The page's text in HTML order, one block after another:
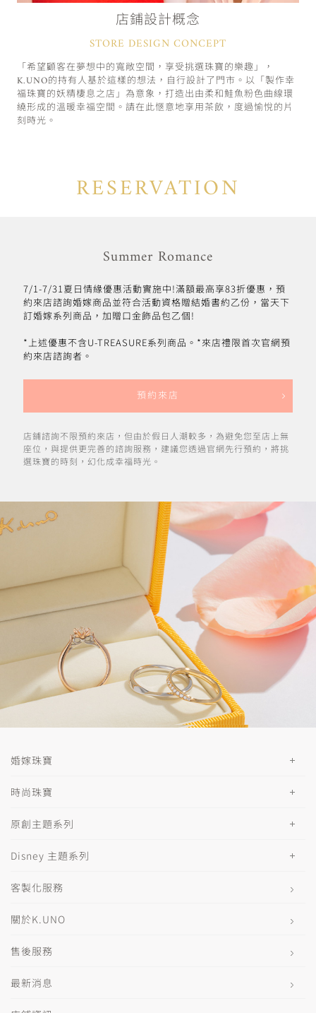
店鋪設計概念
STORE DESIGN CONCEPT
「希望顧客在夢想中的寬敞空間，享受挑選珠寶的樂趣」，
K.UNO的持有人基於這樣的想法，自行設計了門市。以「製作幸
福珠寶的妖精棲息之店」為意象，打造出由柔和鮭魚粉色曲線環
繞形成的溫暖幸福空間。請在此愜意地享用茶飲，度過愉悅的片
刻時光。
RESERVATION
Summer Romance
7/1-7/31夏日情緣優惠活動實施中!滿額最高享83折優惠，預
約來店諮詢婚嫁商品並符合活動資格贈結婚書約乙份，當天下
訂婚嫁系列商品，加贈口金飾品包乙個!
*上述優惠不含U-TREASURE系列商品。*來店禮限首次官網預
約來店諮詢者。
預約來店
店鋪諮詢不限預約來店，但由於假日人潮較多，為避免您至店上無
座位，與提供更完善的諮詢服務，建議您透過官網先行預約，將挑
選珠寶的時刻，幻化成幸福時光。
婚嫁珠寶
時尚珠寶
原創主題系列
Disney 主題系列
客製化服務
關於K.UNO
售後服務
最新消息